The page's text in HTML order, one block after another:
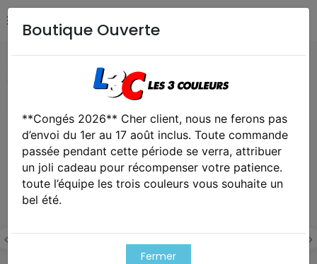
Collection
Circulation Routière
Boutique Ouverte
**Congés 2026** Cher client, nous ne ferons pas
d’envoi du 1er au 17 août inclus. Toute commande
passée pendant cette période se verra, attribuer
un joli cadeau pour récompenser votre patience.
toute l’équipe les trois couleurs vous souhaite un
bel été.
Fermer